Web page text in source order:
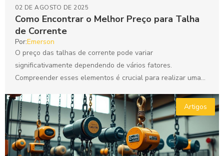
Como Encontrar o Melhor Preço para Talha
de Corrente
02 DE AGOSTO DE 2025
Por:Emerson
O preço das talhas de corrente pode variar
significativamente dependendo de vários fatores.
Compreender esses elementos é crucial para realizar uma
Artigos